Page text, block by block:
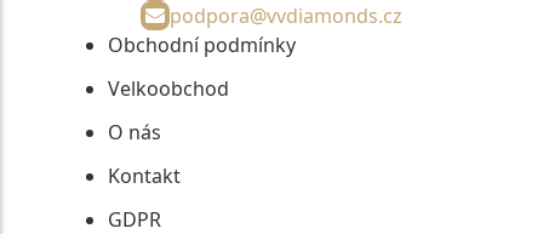
podpora@vvdiamonds.cz
Obchodní podmínky
Velkoobchod
O nás
Kontakt
GDPR